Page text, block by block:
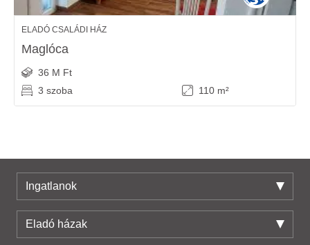
ELADÓ CSALÁDI HÁZ
Maglóca
36 M Ft
3 szoba
110 m²
Ingatlanok
Eladó házak